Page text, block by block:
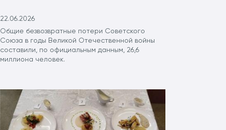
22.06.2026
Общие безвозвратные потери Советского
Союза в годы Великой Отечественной войны
составили, по официальным данным, 26,6
миллиона человек.